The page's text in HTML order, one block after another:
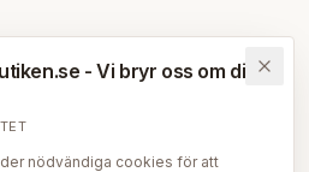
- Vi bryr oss om din
nödvändiga cookies för att